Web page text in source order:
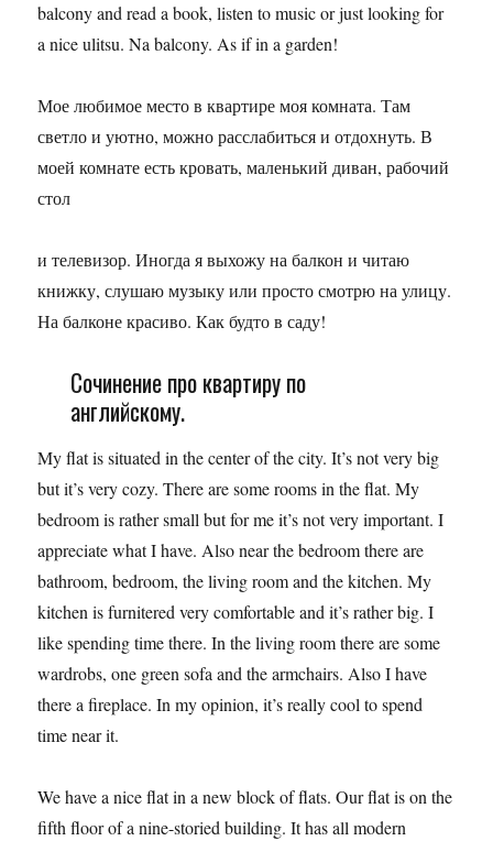
balcony and read a book, listen to music or just looking for
a nice ulitsu. Na balcony. As if in a garden!
Мое любимое место в квартире моя комната. Там
светло и уютно, можно расслабиться и отдохнуть. В
моей комнате есть кровать, маленький диван, рабочий
стол
и телевизор. Иногда я выхожу на балкон и читаю
книжку, слушаю музыку или просто смотрю на улицу.
На балконе красиво. Как будто в саду!
Сочинение про квартиру по
английскому.
My flat is situated in the center of the city. It’s not very big
but it’s very cozy. There are some rooms in the flat. My
bedroom is rather small but for me it’s not very important. I
appreciate what I have. Also near the bedroom there are
bathroom, bedroom, the living room and the kitchen. My
kitchen is furnitered very comfortable and it’s rather big. I
like spending time there. In the living room there are some
wardrobs, one green sofa and the armchairs. Also I have
there a fireplace. In my opinion, it’s really cool to spend
time near it.
We have a nice flat in a new block of flats. Our flat is on the
fifth floor of a nine-storied building. It has all modern